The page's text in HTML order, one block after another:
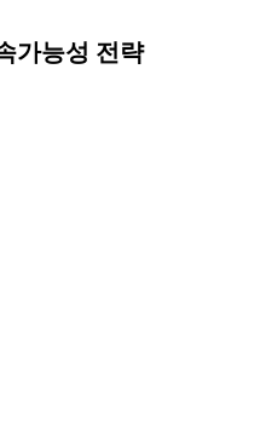
가능성 전략